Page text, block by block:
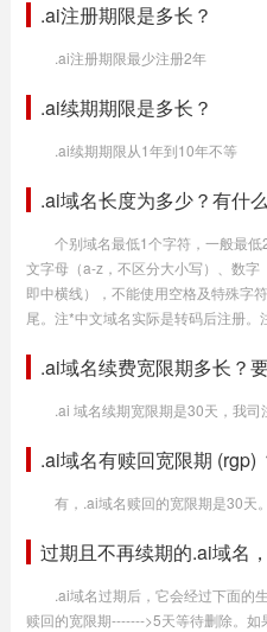
.ai注册期限是多长？
.ai注册期限最少注册2年
.ai续期期限是多长？
.ai续期期限从1年到10年不等
.ai域名长度为多少？有什
个别域名最低1个字符，一般最
文字母（a-z，不区分大小写）、数字
即中横线），不能使用空格及特殊字
尾。注*中文域名实际是转码后注册。
.ai域名续费宽限期多长？
.ai 域名续期宽限期是30天，我司
.ai域名有赎回宽限期 (rgp)
有，.ai域名赎回的宽限期是30天。
过期且不再续期的.ai域名
.ai域名过期后，它会经过下面的
赎回的宽限期------->5天等待删除。